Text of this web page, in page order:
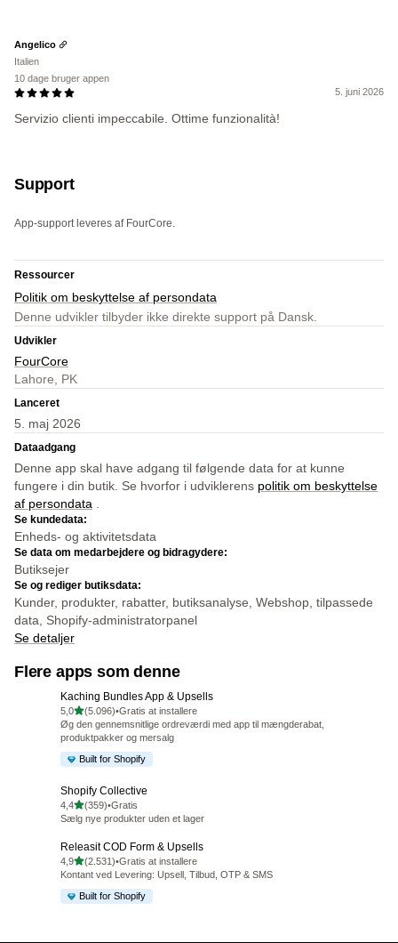
5. juni 2026
Servizio clienti impeccabile. Ottime funzionalità!
Angelico
Italien
10 dage bruger appen
Support
App-support leveres af FourCore.
Ressourcer
Politik om beskyttelse af persondata
Denne udvikler tilbyder ikke direkte support på Dansk.
Udvikler
FourCore
Lahore, PK
Lanceret
5. maj 2026
Dataadgang
Denne app skal have adgang til følgende data for at kunne
fungere i din butik. Se hvorfor i udviklerens politik om beskyttelse
af persondata
Se kundedata:
Enheds- og aktivitetsdata
Se data om medarbejdere og bidragydere:
Butiksejer
Se og rediger butiksdata:
Kunder, produkter, rabatter, butiksanalyse, Webshop, tilpassede
data, Shopify-administratorpanel
Se detaljer
Flere apps som denne
Kaching Bundles App & Upsells
5,0ud af 5 stjerner
(5.096)
5096 anmeldelser i alt
•Gratis at installere
Øg den gennemsnitlige ordreværdi med app til mængderabat,
produktpakker og mersalg
Built for Shopify
Shopify Collective
4,4ud af 5 stjerner
(359)
359 anmeldelser i alt
•Gratis
Sælg nye produkter uden et lager
Releasit COD Form & Upsells
4,9ud af 5 stjerner
(2.531)
2531 anmeldelser i alt
•Gratis at installere
Kontant ved Levering: Upsell, Tilbud, OTP & SMS
Built for Shopify